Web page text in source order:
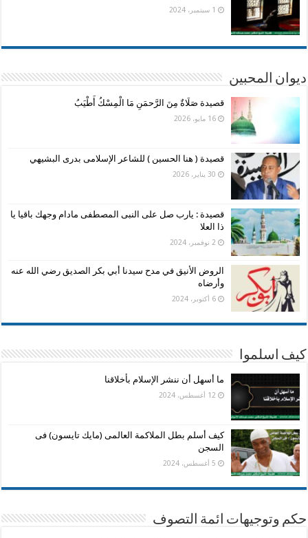
1 سبتمبر، 2024
ديوان المحبين
قصيدة صَلَاةٌ مِنَ الرَّحمَنِ مَا الْمِسْكُ أَطْيَبُ
16 مايو، 2026
قصيدة ( هنا الحسين ) للشاعر الإسلامى بدرى البشيهي
30 يناير، 2026
قصيدة : يارب صل على النبى المصطفى مادام وجهك باقيا يا
ذا العلا
2 نوفمبر، 2024
الروض الأنيق في مدح سيدنا أبي بكر الصديق رضي الله عنه
وأرضاه
6 أكتوبر، 2024
كيف اسلموا
ما أسهل أن ننشر الإسلام بأخلاقنا
12 أغسطس، 2024
كيف أسلم بطل الملاكمة العالمى (مايك تايسون) فى
السجن
5 أغسطس، 2024
حكم وتوجيهات ائمة التصوف